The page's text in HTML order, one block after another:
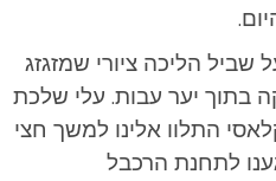
הליכה ציורי שמזגזג
בתוך יער עבות. עלי שלכת
התלוו אלינו למשך חצי
לתחנת הרכבל